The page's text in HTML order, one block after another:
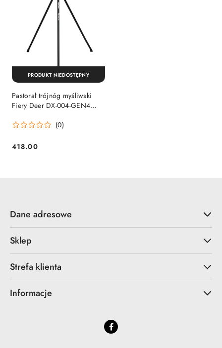
Pastorał trójnóg myśliwski
Fiery Deer DX-004-GEN4
(0)
Cena:
418.00
PRODUKT NIEDOSTĘPNY
Dane adresowe
Sklep
Strefa klienta
Informacje